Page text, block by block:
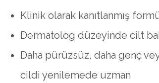
Klinik olarak kanıtlanmış
Dermatolog düzeyinde cilt
Daha pürüzsüz, daha genç
cildi yenilemede uzman